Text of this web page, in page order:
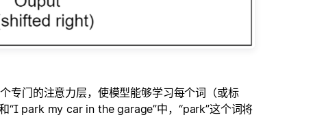
专门的注意力层，使模型能够学习每个词（或标
“I park my car in the garage”中，“park”这个词将